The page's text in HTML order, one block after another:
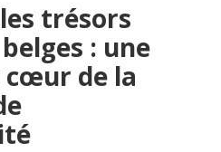
trésors
: une
cœur de la